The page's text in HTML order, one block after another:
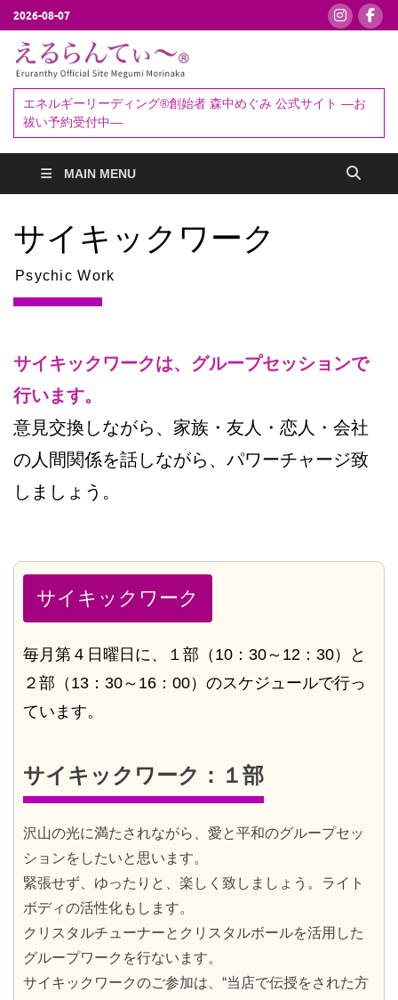
2026-08-07
ぃ～®
予約受付中
エネルギーリーディング®創始者 森中めぐみ 公式サイト ―お
祓い予約受付中―
MAIN MENU
サイキックワーク
Psychic Work
サイキックワークは、グループセッションで
行います。
意見交換しながら、家族・友人・恋人・会社
の人間関係を話しながら、パワーチャージ致
しましょう。
サイキックワーク
毎月第４日曜日に、１部（10：30～12：30）と
２部（13：30～16：00）のスケジュールで行っ
ています。
サイキックワーク：１部
沢山の光に満たされながら、愛と平和のグループセッ
ションをしたいと思います。
緊張せず、ゆったりと、楽しく致しましょう。ライト
ボディの活性化もします。
クリスタルチューナーとクリスタルボールを活用した
グループワークを行ないます。
サイキックワークのご参加は、“当店で伝授をされた方